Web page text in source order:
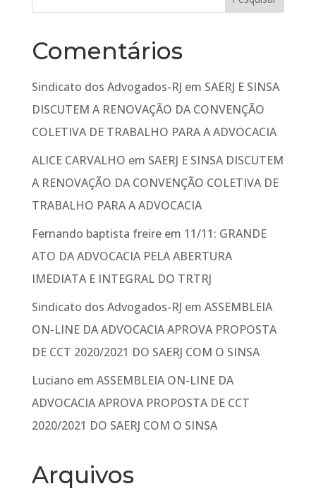
Comentários
Sindicato dos Advogados-RJ em SAERJ E SINSA
DISCUTEM A RENOVAÇÃO DA CONVENÇÃO
COLETIVA DE TRABALHO PARA A ADVOCACIA
ALICE CARVALHO em SAERJ E SINSA DISCUTEM
A RENOVAÇÃO DA CONVENÇÃO COLETIVA DE
TRABALHO PARA A ADVOCACIA
Fernando baptista freireem 11/11: GRANDE
ATO DA ADVOCACIA PELA ABERTURA
IMEDIATA E INTEGRAL DO TRTRJ
Sindicato dos Advogados-RJ em ASSEMBLEIA
ON-LINE DA ADVOCACIA APROVA PROPOSTA
DE CCT 2020/2021 DO SAERJ COM O SINSA
Luciano em ASSEMBLEIA ON-LINE DA
ADVOCACIA APROVA PROPOSTA DE CCT
2020/2021 DO SAERJ COM O SINSA
Arquivos